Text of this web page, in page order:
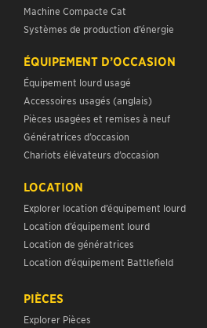
Machine Compacte Cat
Systèmes de production d’énergie
ÉQUIPEMENT D’OCCASION
Équipement lourd usagé
Accessoires usagés (anglais)
Pièces usagées et remises à neuf
Génératrices d’occasion
Chariots élévateurs d’occasion
LOCATION
Explorer location d’équipement lourd
Location d’équipement lourd
Location de génératrices
Location d’équipement Battlefield
PIÈCES
Explorer Pièces